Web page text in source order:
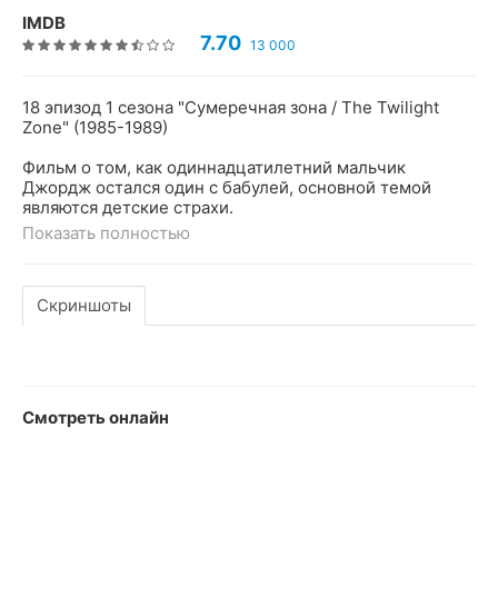
IMDB
7.70 13 000
18 эпизод 1 сезона "Сумеречная зона / The Twilight
Zone" (1985-1989)
Фильм о том, как одиннадцатилетний мальчик
Джордж остался один с бабулей, основной темой
являются детские страхи.
Показать полностью
Скриншоты
Смотреть онлайн